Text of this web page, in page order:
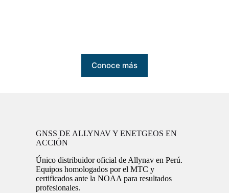
Conoce más
GNSS DE ALLYNAV Y ENETGEOS EN
ACCIÓN
Único distribuidor oficial de Allynav en Perú.
Equipos homologados por el MTC y
certificados ante la NOAA para resultados
profesionales.